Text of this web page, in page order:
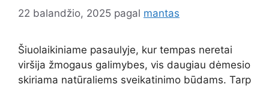
22 balandžio, 2025 pagal mantas
Šiuolaikiniame pasaulyje, kur tempas neretai
viršija žmogaus galimybes, vis daugiau dėmesio
skiriama natūraliems sveikatinimo būdams. Tarp